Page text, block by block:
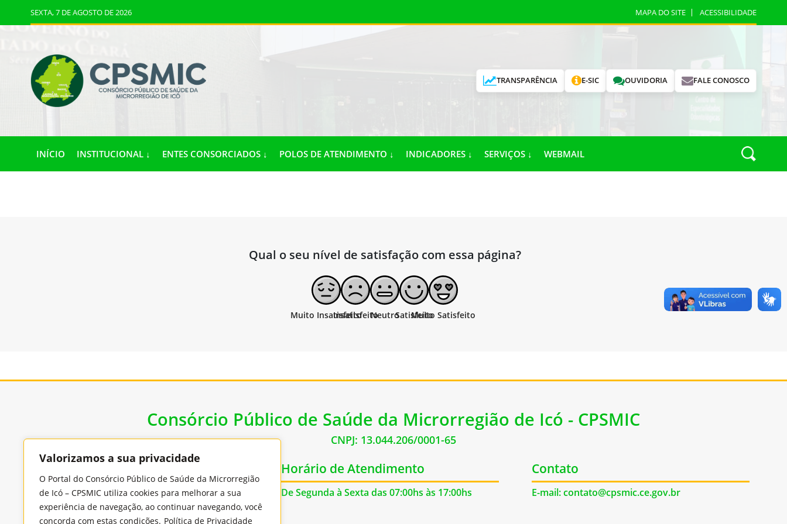
Valorizamos a sua privacidade
O Portal do Consórcio Público de Saúde da Microrregião
de Icó – CPSMIC utiliza cookies para melhorar a sua
experiência de navegação, ao continuar navegando, você
concorda com estas condições. Política de Privacidade
SEXTA, 7 DE AGOSTO DE 2026 MAPA DO SITE ACESSIBILIDADE
TRANSPARÊNCIA E-SIC OUVIDORIA FALE CONOSCO
INÍCIO INSTITUCIONAL ↓ ENTES CONSORCIADOS ↓ POLOS DE ATENDIMENTO ↓ INDICADORES ↓ SERVIÇOS ↓ WEBMAIL
Qual o seu nível de satisfação com essa página?
Consórcio Público de Saúde da Microrregião de Icó - CPSMIC
CNPJ: 13.044.206/0001-65
Rua Benjamin Constant, 978, Cidade Nova, CEP:
63430-000 - Icó/Ceará
Horário de Atendimento
De Segunda à Sexta das 07:00hs às 17:00hs
Contato
E-mail: contato@cpsmic.ce.gov.br